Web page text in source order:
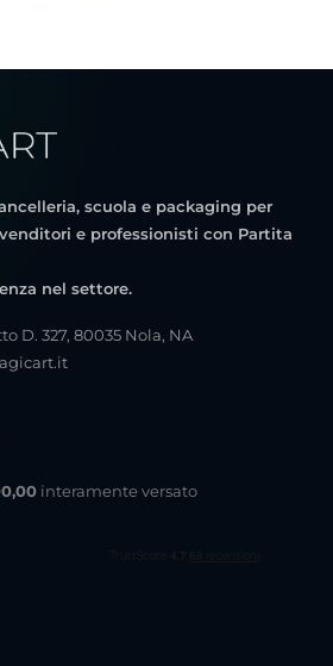
scuola e packaging per
e professionisti con Partita
nel settore.
D. 327, 80035 Nola, NA
interamente versato